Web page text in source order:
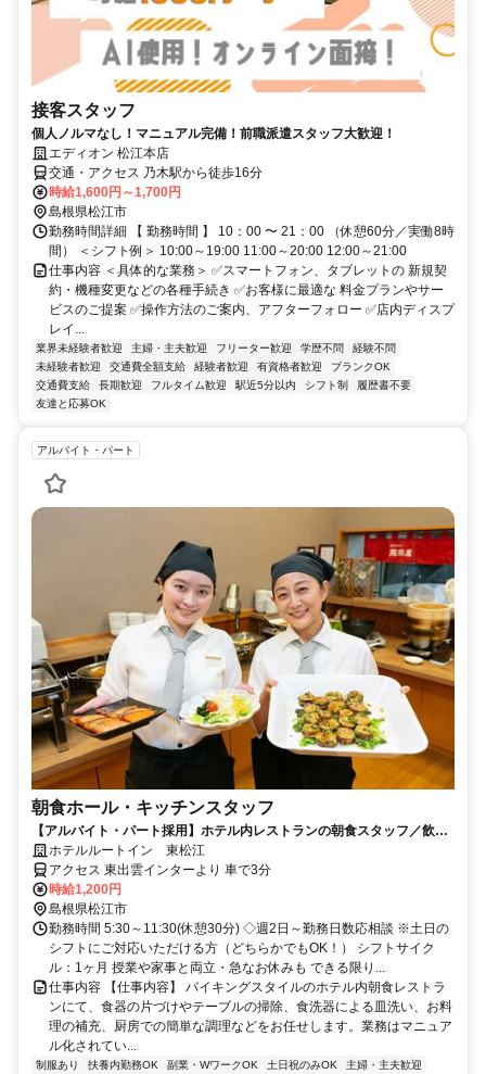
接客スタッフ
個人ノルマなし！マニュアル完備！前職派遣スタッフ大歓迎！
エディオン 松江本店
交通・アクセス 乃木駅から徒歩16分
時給1,600円～1,700円
島根県松江市
勤務時間詳細 【 勤務時間 】 10：00 〜 21：00 （休憩60分／実働8時
間） ＜シフト例＞ 10:00～19:00 11:00～20:00 12:00～21:00
仕事内容 ＜具体的な業務＞ ✅スマートフォン、タブレットの 新規契
約・機種変更などの各種手続き ✅お客様に最適な 料金プランやサー
ビスのご提案 ✅操作方法のご案内、アフターフォロー ✅店内ディスプ
レイ...
業界未経験者歓迎 主婦・主夫歓迎 フリーター歓迎 学歴不問
経験不問
未経験者歓迎
交通費全額支給 経験者歓迎 有資格者歓迎
ブランクOK
交通費支給
長期歓迎 フルタイム歓迎 駅近5分以内 シフト制
履歴書不要
友達と応募OK
アルバイト・パート
朝食ホール・キッチンスタッフ
【アルバイト・パート採用】ホテル内レストランの朝食スタッフ／飲食
未経験歓迎！主婦(夫)さん活躍中
ホテルルートイン 東松江
アクセス 東出雲インターより 車で3分
時給1,200円
島根県松江市
勤務時間 5:30～11:30(休憩30分) ◇週2日～勤務日数応相談 ※土日の
シフトにご対応いただける方（どちらかでもOK！） シフトサイク
ル：1ヶ月 授業や家事と両立・急なお休みも できる限り...
仕事内容 【仕事内容】 バイキングスタイルのホテル内朝食レストラ
ンにて、食器の片づけやテーブルの掃除、食洗器による皿洗い、お料
理の補充、厨房での簡単な調理などをお任せします。業務はマニュア
ル化されてい...
制服あり 扶養内勤務OK 副業・WワークOK 土日祝のみOK
主婦・主夫歓迎